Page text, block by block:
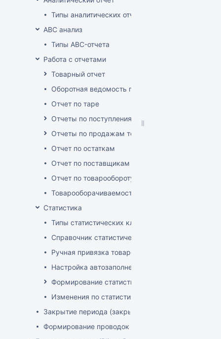
Типы аналитических отчетов
ABC анализ
Типы ABC-отчета
Работа с отчетами
Товарный отчет
Оборотная ведомость по группам, товарам,
Отчет по таре
Отчеты по поступлениям товара
Отчеты по продажам товара
Отчет по остаткам
Отчет по поставщикам
Отчет по товарообороту
Товарооборачиваемость по поставщикам
Статистика
Типы статистических классификаторов
Справочник статистических групп
Ручная привязка товаров к статистическим
Настройка автозаполнения статистических
Формирование статистических отчетов
Изменения по статистике с января 2025
Закрытие периода (закрытие документов)
Формирование проводок